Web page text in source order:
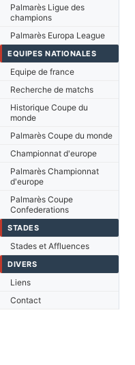
Palmarès Ligue des
champions
Palmarès Europa League
EQUIPES NATIONALES
Equipe de france
Recherche de matchs
Historique Coupe du
monde
Palmarès Coupe du monde
Championnat d'europe
Palmarès Championnat
d'europe
Palmarès Coupe
Confederations
STADES
Stades et Affluences
DIVERS
Liens
Contact